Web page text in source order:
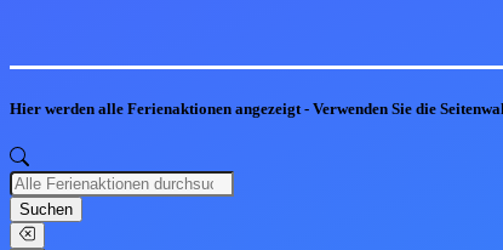
Hier werden alle Ferienaktionen angezeigt - Verwenden Sie die
Suchen